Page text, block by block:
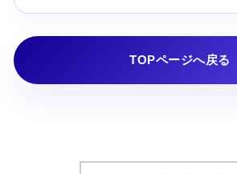
TOPページへ戻る